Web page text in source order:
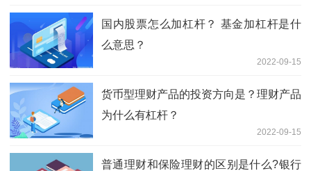
国内股票怎么加杠杆？ 基金加杠杆是什
么意思？
2022-09-15
货币型理财产品的投资方向是？理财产品
为什么有杠杆？
2022-09-15
普通理财和保险理财的区别是什么?银行